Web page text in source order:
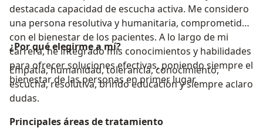
destacada capacidad de escucha activa. Me considero
una persona resolutiva y humanitaria, comprometida
con el bienestar de los pacientes. A lo largo de mi
carrera, he integrado mis conocimientos y habilidades
para ofrecer soluciones efectivas, poniendo siempre el
bienestar de las personas en primer lugar.
¿Por qué elegirme a mí?
Empatía, humanidad, tolerancia, conocimiento,
escucha, resolutiva, brindo educación y siempre aclaro
dudas.
Principales áreas de tratamiento